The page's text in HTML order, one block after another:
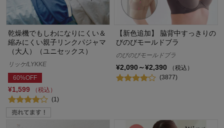
乾燥機でもしわになりにくい＆
縮みにくい親子リンクパジャマ
（大人）（ユニセックス）
リッケ/LYKKE
60%OFF
¥1,599
（税込）
(1)
【新色追加】 脇背中すっきりの
びのびモールドブラ
のびのびモールドブラ
¥2,090～¥2,390
（税込）
(3877)